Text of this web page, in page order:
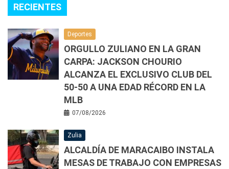
RECIENTES
Deportes
ORGULLO ZULIANO EN LA GRAN
CARPA: JACKSON CHOURIO
ALCANZA EL EXCLUSIVO CLUB DEL
50-50 A UNA EDAD RÉCORD EN LA
MLB
07/08/2026
Zulia
ALCALDÍA DE MARACAIBO INSTALA
MESAS DE TRABAJO CON EMPRESAS